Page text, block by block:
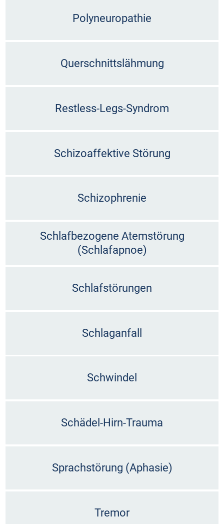
Polyneuropathie
Querschnittslähmung
Restless-Legs-Syndrom
Schizoaffektive Störung
Schizophrenie
Schlafbezogene Atemstörung
(Schlafapnoe)
Schlafstörungen
Schlaganfall
Schwindel
Schädel-Hirn-Trauma
Sprachstörung (Aphasie)
Tremor